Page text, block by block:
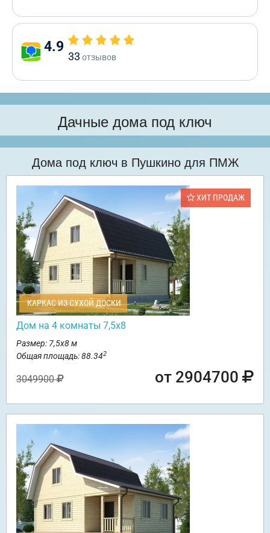
4.9
33 отзывов
Дачные дома под ключ
Дома под ключ в Пушкино для ПМЖ
ХИТ ПРОДАЖ
КАРКАС ИЗ СУХОЙ ДОСКИ
Дом на 4 комнаты 7,5х8
Размер: 7,5х8 м
Общая площадь: 88.342
3049900 от 2904700